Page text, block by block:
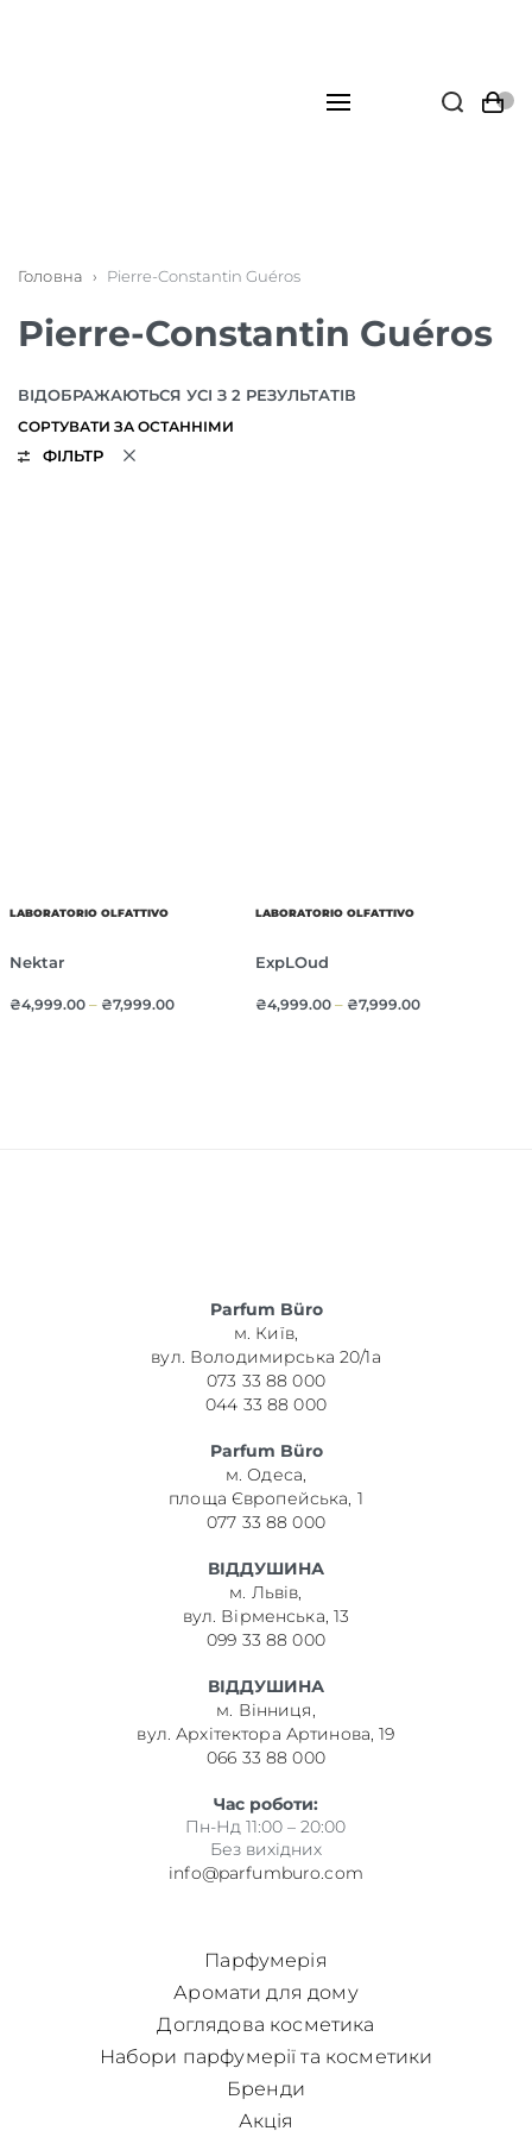
Головна › Pierre-Constantin Guéros
Pierre-Constantin Guéros
ВІДОБРАЖАЮТЬСЯ УСІ З 2 РЕЗУЛЬТАТІВ
ФІЛЬТР
LABORATORIO OLFATTIVO
Nektar
₴4,999.00– ₴7,999.00
LABORATORIO OLFATTIVO
ExpLOud
₴4,999.00 – ₴7,999.00
Parfum Büro
м. Київ,
вул. Володимирська 20/1а
073 33 88 000
044 33 88 000
Parfum Büro
м. Одеса,
площа Європейська, 1
077 33 88 000
ВІДДУШИНА
м. Львів,
вул. Вірменська, 13
099 33 88 000
ВІДДУШИНА
м. Вінниця,
вул. Архітектора Артинова, 19
066 33 88 000
Час роботи:
Пн-Нд 11:00 – 20:00
Без вихідних
info@parfumburo.com
Парфумерія
Аромати для дому
Доглядова косметика
Набори парфумерії та косметики
Бренди
Акція